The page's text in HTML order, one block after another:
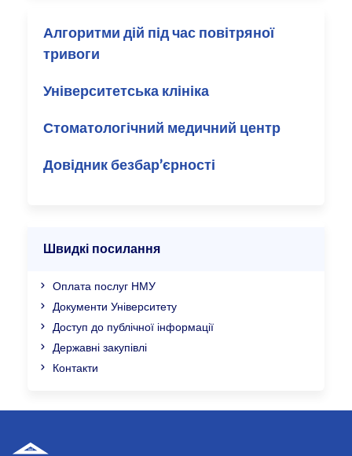
Алгоритми дій під час повітряної
тривоги
Університетська клініка
Стоматологічний медичний центр
Довідник безбар’єрності
Швидкі посилання
Оплата послуг НМУ
Документи Університету
Доступ до публічної інформації
Державні закупівлі
Контакти